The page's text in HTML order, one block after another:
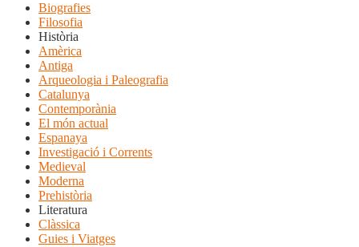
Biografies
Filosofia
Història
Amèrica
Antiga
Arqueologia i Paleografia
Catalunya
Contemporània
El món actual
Espanaya
Investigació i Corrents
Medieval
Moderna
Prehistòria
Literatura
Clàssica
Guies i Viatges